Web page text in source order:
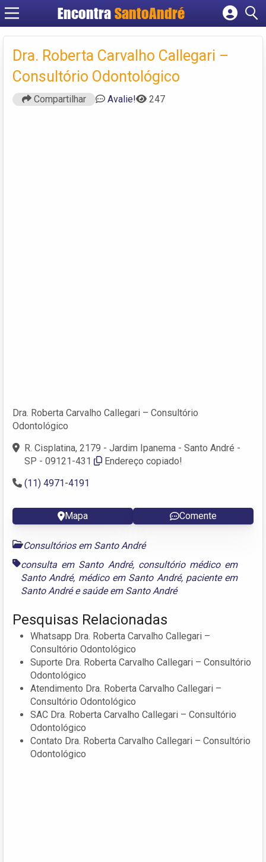
Encontra SantoAndré
Cadastrar empresa
Criar conta
Dra. Roberta Carvalho Callegari –
Consultório Odontológico
Compartilhar Avalie! 247
Dra. Roberta Carvalho Callegari – Consultório
Odontológico
R. Cisplatina, 2179 - Jardim Ipanema - Santo André -
SP - 09121-431
Endereço copiado!
(11) 4971-4191
Mapa Comente
Consultórios em Santo André
consulta em Santo André, consultório médico em
Santo André, médico em Santo André, paciente em
Santo Andréesaúde em Santo André
Pesquisas Relacionadas
Whatsapp Dra. Roberta Carvalho Callegari –
Consultório Odontológico
Suporte Dra. Roberta Carvalho Callegari – Consultório
Odontológico
Atendimento Dra. Roberta Carvalho Callegari –
Consultório Odontológico
SAC Dra. Roberta Carvalho Callegari – Consultório
Odontológico
Contato Dra. Roberta Carvalho Callegari – Consultório
Odontológico